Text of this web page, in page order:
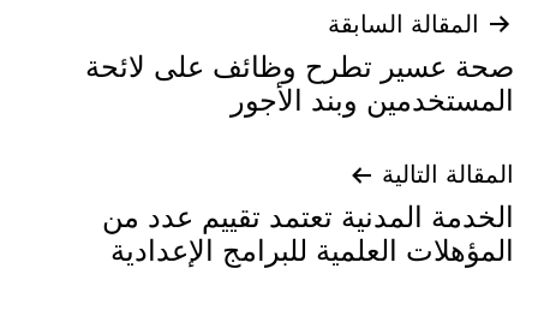
تصفّح
المقالات
المقالة السابقة
صحة عسير تطرح وظائف على لائحة
المستخدمين وبند الأجور
المقالة التالية
الخدمة المدنية تعتمد تقييم عدد من
المؤهلات العلمية للبرامج الإعدادية